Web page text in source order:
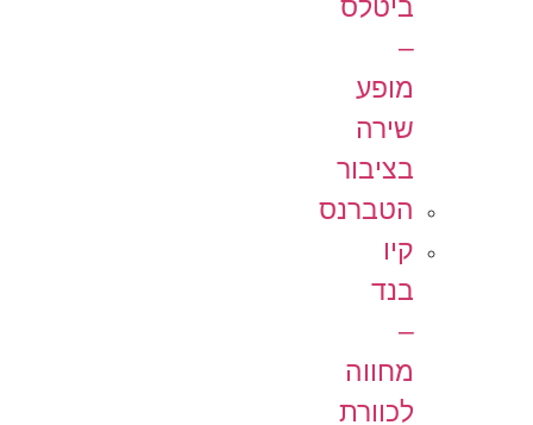
ביטלס
–
מופע
שירה
בציבור
הטברנס
קיו
בנד
–
מחווה
לכוורת